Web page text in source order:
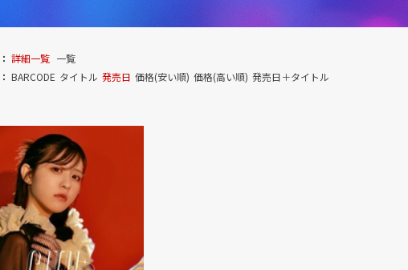
詳細一覧 一覧
BARCODE タイトル 発売日 価格(安い順) 価格(高い順) 発売日＋タイトル